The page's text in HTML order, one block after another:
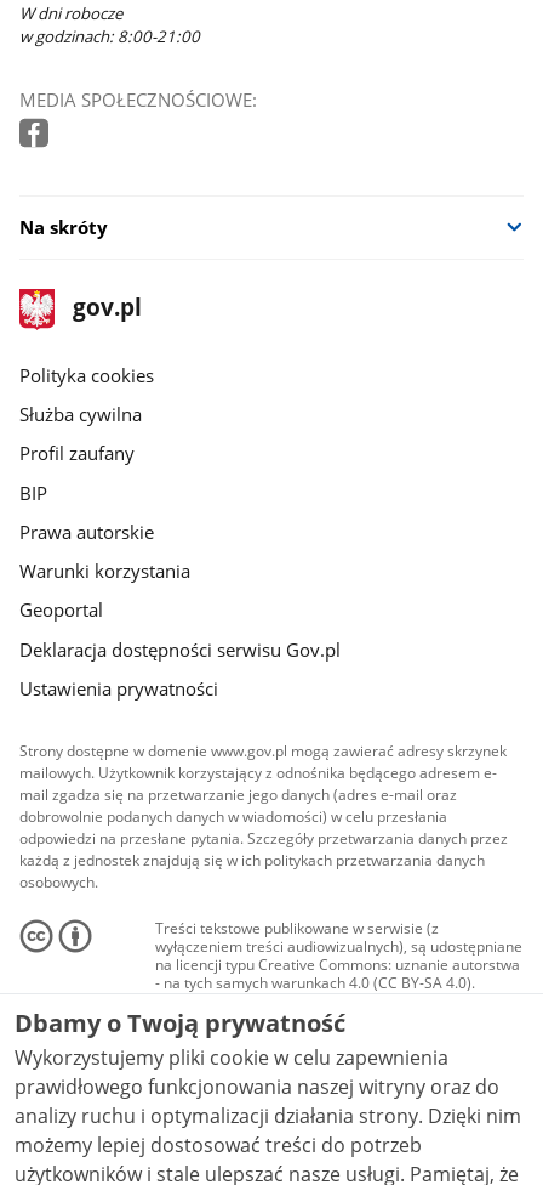
W dni robocze
w godzinach: 8:00-21:00
MEDIA SPOŁECZNOŚCIOWE:
Na skróty
stopka
gov.pl
Strona
gov.pl
gov.pl
Polityka cookies
Służba cywilna
Profil zaufany
BIP
Prawa autorskie
Warunki korzystania
Geoportal
Deklaracja dostępności serwisu Gov.pl
Ustawienia prywatności
Strony dostępne w domenie www.gov.pl mogą zawierać adresy skrzynek
mailowych. Użytkownik korzystający z odnośnika będącego adresem e-
mail zgadza się na przetwarzanie jego danych (adres e-mail oraz
dobrowolnie podanych danych w wiadomości) w celu przesłania
odpowiedzi na przesłane pytania. Szczegóły przetwarzania danych przez
każdą z jednostek znajdują się w ich politykach przetwarzania danych
osobowych.
Treści tekstowe publikowane w serwisie (z
wyłączeniem treści audiowizualnych), są udostępniane
na licencji typu Creative Commons: uznanie autorstwa
- na tych samych warunkach 4.0 (CC BY-SA 4.0).
Materiały audiowizualne, w tym zdjęcia, materiały
audio i wideo, są udostępniane na licencji typu
Creative Commons: uznanie autorstwa użycie
niekomercyjne - bez utworów zależnych 4.0 (CC BY-
NC-ND 4.0), o ile nie jest to stwierdzone inaczej.
Dbamy o Twoją prywatność
Wykorzystujemy pliki cookie w celu zapewnienia
prawidłowego funkcjonowania naszej witryny oraz do
analizy ruchu i optymalizacji działania strony. Dzięki nim
możemy lepiej dostosować treści do potrzeb
użytkowników i stale ulepszać nasze usługi. Pamiętaj, że